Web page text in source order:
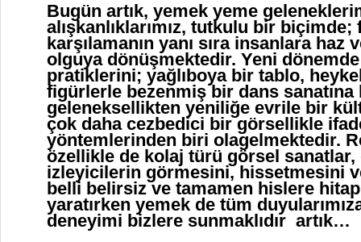
Bugün artık, yemek yeme
alışkanlıklarımız, tutkulu bir
karşılamanın yanı sıra insanlara haz
olguya dönüşmektedir. Yeni
pratiklerini; yağlıboya bir tablo,
figürlerle bezenmiş bir dans
geleneksellikten yeniliğe evrile bir
çok daha cezbedici bir görsellikle
yöntemlerinden biri olagelmektedir.
özellikle de kolaj türü görsel sanatlar,
izleyicilerin görmesini, hissetmesini
belli belirsiz ve tamamen hislere
yaratırken yemek de tüm
deneyimi bizlere sunmaklıdır artık…